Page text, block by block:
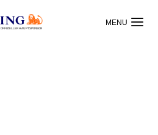
OFFIZIELLER HAUPTSPONSOR